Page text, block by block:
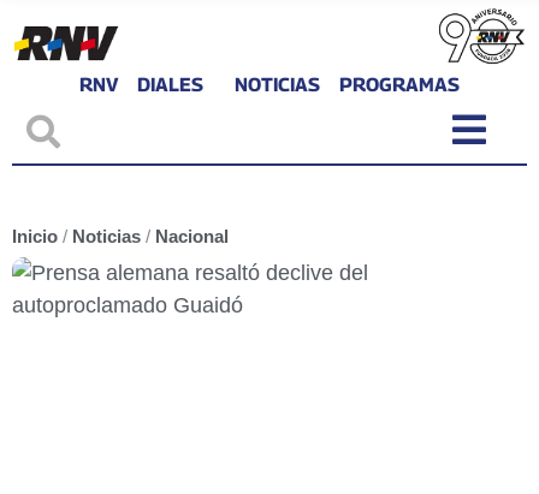
RNV DIALES NOTICIAS PROGRAMAS
Inicio / Noticias / Nacional